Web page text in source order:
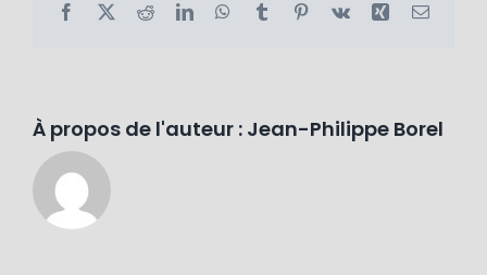
Facebook
X RedditLinkedInWhatsApp
Tumblr Pinterest
Vk Xing Email
À propos de l'auteur : Jean-Philippe Borel